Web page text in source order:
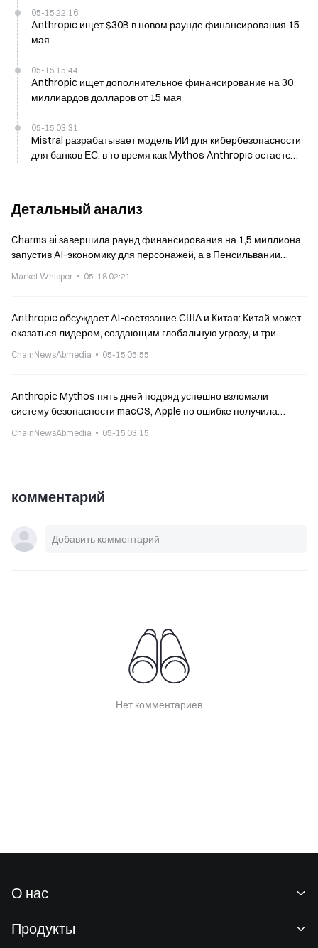
05-15 22:16
Anthropic ищет $30B в новом раунде финансирования 15
мая
05-15 15:44
Anthropic ищет дополнительное финансирование на 30
миллиардов долларов от 15 мая
05-15 03:31
Mistral разрабатывает модель ИИ для кибербезопасности
для банков ЕС, в то время как Mythos Anthropic остается
Детальный анализ
Charms.ai завершила раунд финансирования на 1,5 миллиона,
запустив AI-экономику для персонажей, а в Пенсильвании
персонажами
Market Whisper 05-18 02:21
Anthropic обсуждает AI-состязание США и Китая: Китай может
оказаться лидером, создающим глобальную угрозу, и три
ChainNewsAbmedia 05-15 05:55
Anthropic Mythos пять дней подряд успешно взломали
систему безопасности macOS, Apple по ошибке получила
ChainNewsAbmedia 05-15 03:15
комментарий
Нет комментариев
О нас
Продукты